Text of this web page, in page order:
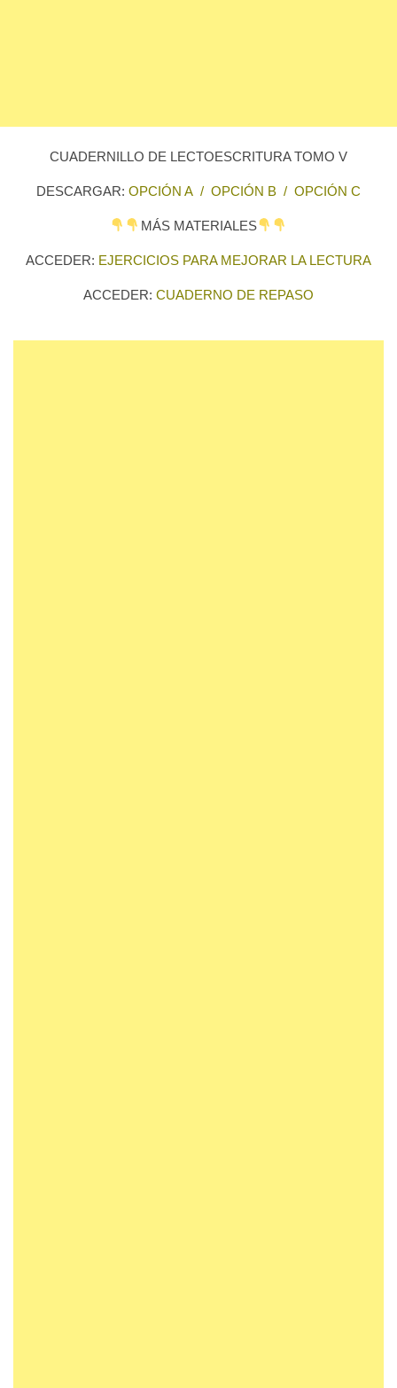
CUADERNILLO DE LECTOESCRITURA TOMO V
DESCARGAR: OPCIÓN A / OPCIÓN B / OPCIÓN C
MÁS MATERIALES
ACCEDER: EJERCICIOS PARA MEJORAR LA LECTURA
ACCEDER: CUADERNO DE REPASO